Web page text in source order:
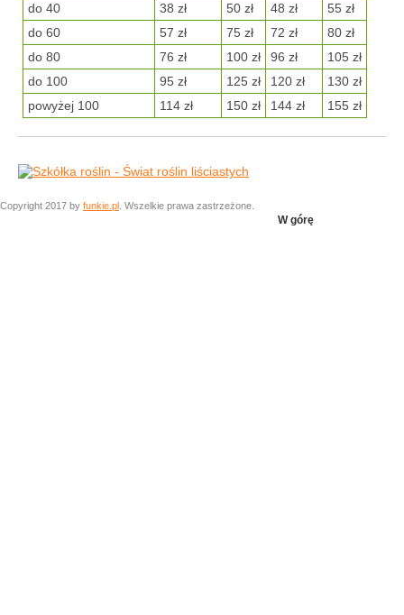
do 40
38 zł 50 zł 48 zł
55 zł
do 60
57 zł 75 zł 72 zł
80 zł
do 80
76 zł 100 zł 96 zł
105 zł
do 100
95 zł 125 zł 120 zł
130 zł
powyżej 100
114 zł 150 zł 144 zł 155 zł
Copyright 2017 by funkie.pl . Wszelkie prawa zastrzeżone.
W górę